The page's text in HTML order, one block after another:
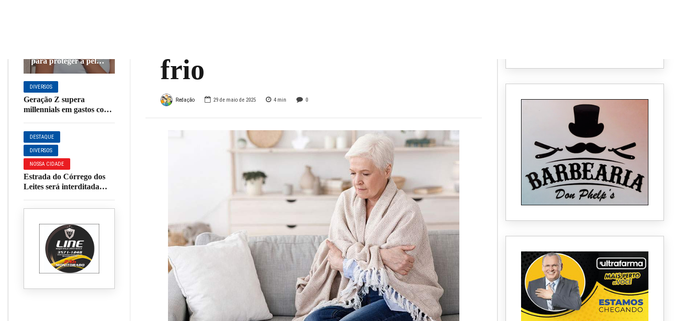
para proteger a pele;
veja dicas
DIVERSOS
Geração Z supera
millennials em gastos com
DESTAQUE
DIVERSOS
NOSSA CIDADE
Estrada do Córrego dos
Leites será interditada
pavimentação
frio
Redação 29 de maio de 2025 4 min 0